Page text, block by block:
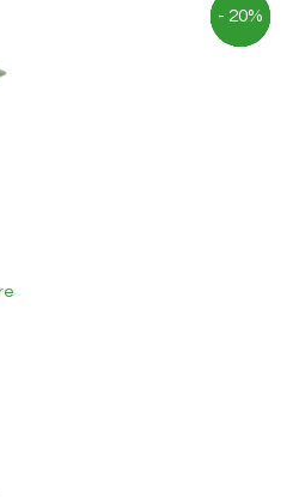
- 20%
- 20%
- 20%
- 20%
- 20%